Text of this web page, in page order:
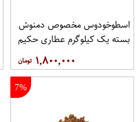
اسطوخودوس مخصوص دمنوش
بسته یک کیلوگرم عطاری حکیم
۱,۸۰۰,۰۰۰
7%